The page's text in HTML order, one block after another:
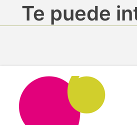
Te puede